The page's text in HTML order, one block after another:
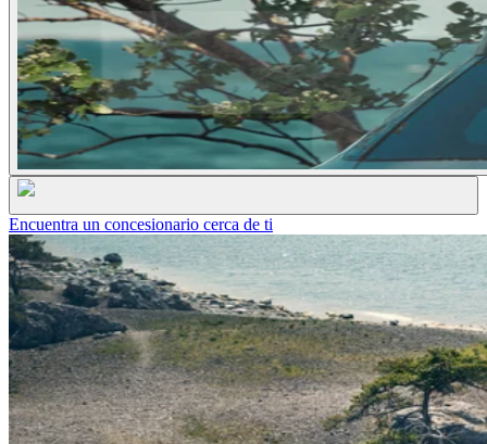
Encuentra un concesionario cerca de ti